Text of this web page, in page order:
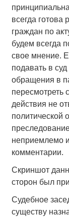
всегда
граждан по
будем всегда
свое мнение.
подавать в
обращения в
пересмотреть
действия не
политической
неприемлемо
комментарии.
Скриншот
сторон был
Судебное
существу